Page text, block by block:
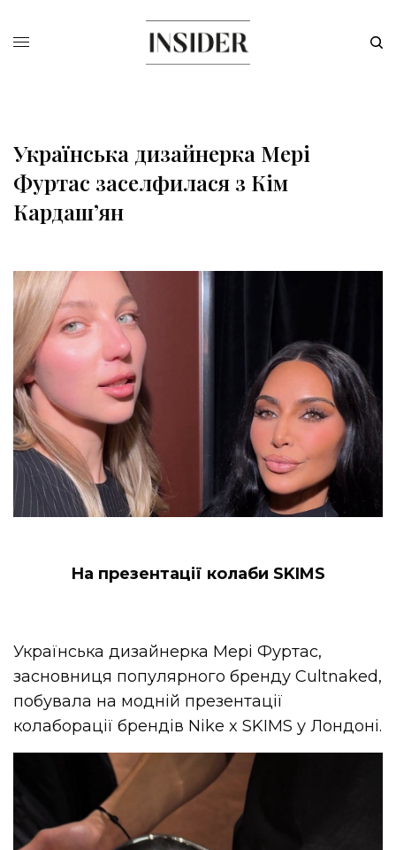
Українська дизайнерка Мері
Фуртас заселфилася з Кім
Кардашʼян
На презентації колаби SKIMS
Українська дизайнерка МеріФуртас,
засновниця популярного бренду Cultnaked,
побувала на модній презентації
колаборації брендів Nike x SKIMS у Лондоні.